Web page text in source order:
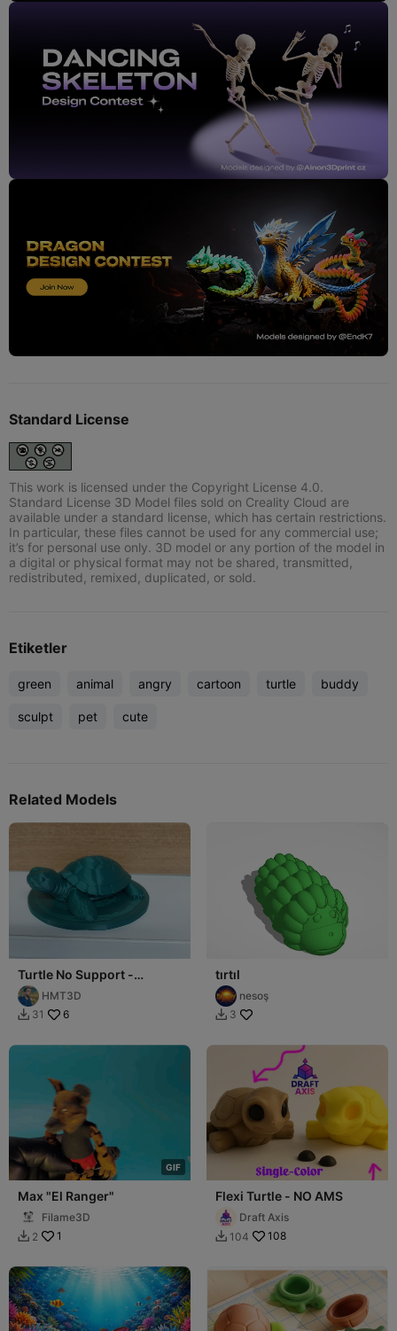
Standard License
This work is licensed under the Copyright License 4.0.
Standard License 3D Model files sold on Creality Cloud are
available under a standard license, which has certain restrictions.
In particular, these files cannot be used for any commercial use;
it’s for personal use only. 3D model or any portion of the model in
a digital or physical format may not be shared, transmitted,
redistributed, remixed, duplicated, or sold.
Etiketler
green animal angry cartoon turtle buddy
sculpt pet cute
Related Models
Turtle No Support -
Kaplumbağa Destek Yok
HMT3D
 31 6
tırtıl
nesoş
 3
GIF
Max "El Ranger"
Filame3D
 2 1
Flexi Turtle - NO AMS
Draft Axis
 104 108